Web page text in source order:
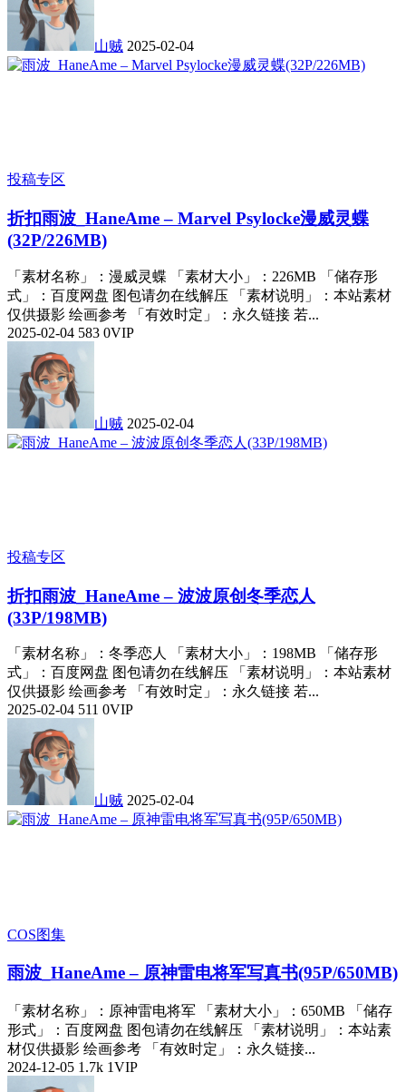
山贼 2025-02-04
投稿专区
折扣雨波_HaneAme – Marvel Psylocke漫威灵蝶
(32P/226MB)
「素材名称」：漫威灵蝶 「素材大小」：226MB 「储存形
式」：百度网盘 图包请勿在线解压 「素材说明」：本站素材
仅供摄影 绘画参考 「有效时定」：永久链接 若...
2025-02-04 583 0VIP
山贼 2025-02-04
投稿专区
折扣雨波_HaneAme – 波波原创冬季恋人
(33P/198MB)
「素材名称」：冬季恋人 「素材大小」：198MB 「储存形
式」：百度网盘 图包请勿在线解压 「素材说明」：本站素材
仅供摄影 绘画参考 「有效时定」：永久链接 若...
2025-02-04 511 0VIP
山贼 2025-02-04
COS图集
雨波_HaneAme – 原神雷电将军写真书(95P/650MB)
「素材名称」：原神雷电将军 「素材大小」：650MB 「储存
形式」：百度网盘 图包请勿在线解压 「素材说明」：本站素
材仅供摄影 绘画参考 「有效时定」：永久链接...
2024-12-05 1.7k 1VIP